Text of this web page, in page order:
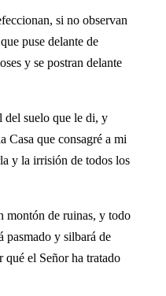
si no observan
puse delante de
y se postran delante
del suelo que le di, y
Casa que consagré a mi
y la irrisión de todos los
montón de ruinas, y todo
pasmado y silbará de
qué el Señor ha tratado